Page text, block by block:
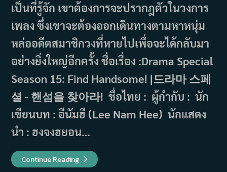
เป็นที่รู้จัก เขาต้องการจะปรากฎตัวในวงการ
เพลง ซึ่งเขาจะต้องออกเดินทางตามหาหนุ่ม
หล่ออดีตสมาชิกวงที่หายไปเพื่อจะได้กลับมา
อย่างยิ่งใหญ่อีกครั้ง ชื่อเรื่อง :Drama Special
Season 15: Find Handsome! |드라마 스페
셜 - 핸섬을 찾아라! ชื่อไทย : ผู้กำกับ : นัก
เขียนบท : อีนัมฮี (Lee Nam Hee) นักแสดง
นำ : ฮงจงฮยอน…
Continue Readingเรื่อง
ย่อ